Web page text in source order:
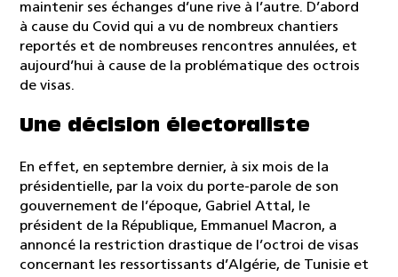
maintenir ses échanges d’une rive à l’autre. D’abord
à cause du Covid qui a vu de nombreux chantiers
reportés et de nombreuses rencontres annulées, et
aujourd’hui à cause de la problématique des octrois
de visas.
Une décision électoraliste
En effet, en septembre dernier, à six mois de la
présidentielle, par la voix du porte-parole de son
gouvernement de l’époque, Gabriel Attal, le
président de la République, Emmanuel Macron, a
annoncé la restriction drastique de l’octroi de visas
concernant les ressortissants d’Algérie, de Tunisie et